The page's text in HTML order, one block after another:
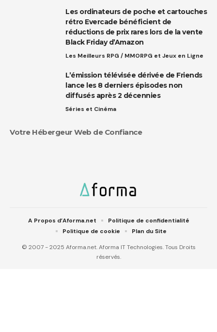
Les ordinateurs de poche et cartouches
rétro Evercade bénéficient de
réductions de prix rares lors de la vente
Black Friday d’Amazon
Les Meilleurs RPG / MMORPG et Jeux en Ligne
L’émission télévisée dérivée de Friends
lance les 8 derniers épisodes non
diffusés après 2 décennies
Séries et Cinéma
Votre Hébergeur Web de Confiance
© 2007 - 2025 Aforma.net. Aforma IT Technologies. Tous Droits
réservés.
A Propos d’Aforma.net
Politique de confidentialité
Politique de cookie
Plan du Site